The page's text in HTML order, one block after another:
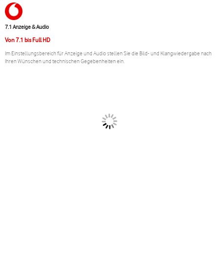
7.1 Anzeige & Audio
Von 7.1 bis Full HD
Im Einstellungsbereich für Anzeige und Audio stellen Sie die Bild- und Klangwiedergabe nach
Ihren Wünschen und technischen Gegebenheiten ein.